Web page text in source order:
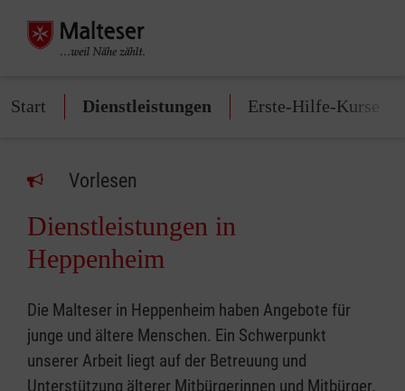
Start Dienstleistungen Erste-Hilfe-Kurse
Vorlesen
Dienstleistungen in
Heppenheim
Die Malteser in Heppenheim haben Angebote für
junge und ältere Menschen. Ein Schwerpunkt
unserer Arbeit liegt auf der Betreuung und
Unterstützung älterer Mitbürgerinnen und Mitbürger.